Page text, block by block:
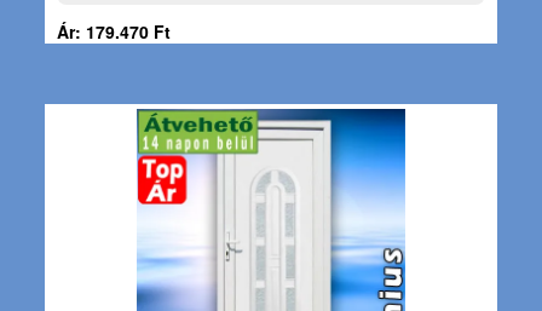
Ár: 179.470 Ft